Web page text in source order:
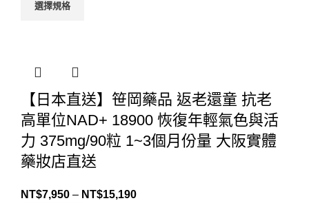
選擇規格
【日本直送】笹岡藥品 返老還童 抗老
高單位NAD+ 18900 恢復年輕氣色與活
力 375mg/90粒 1~3個月份量 大阪實體
藥妝店直送
NT$7,950 – NT$15,190